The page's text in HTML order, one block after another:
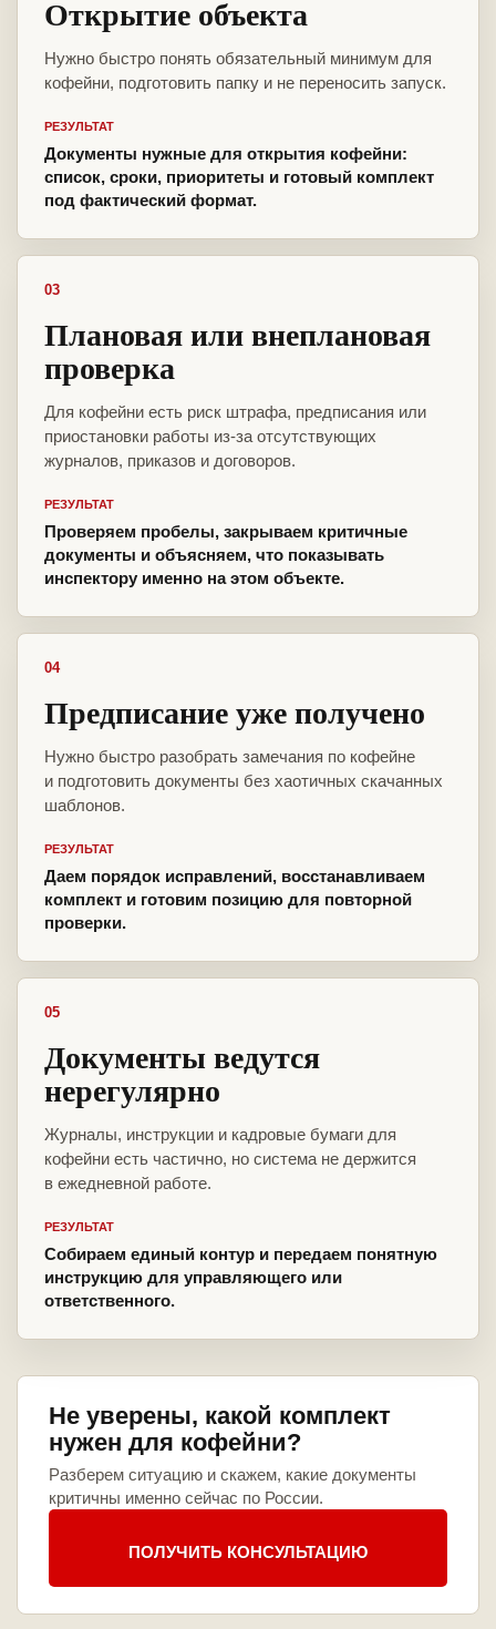
Открытие объекта
Нужно быстро понять обязательный минимум для
кофейни, подготовить папку и не переносить запуск.
РЕЗУЛЬТАТ
Документы нужные для открытия кофейни:
список, сроки, приоритеты и готовый комплект
под фактический формат.
03
Плановая или внеплановая
проверка
Для кофейни есть риск штрафа, предписания или
приостановки работы из-за отсутствующих
журналов, приказов и договоров.
РЕЗУЛЬТАТ
Проверяем пробелы, закрываем критичные
документы и объясняем, что показывать
инспектору именно на этом объекте.
04
Предписание уже получено
Нужно быстро разобрать замечания по кофейне
и подготовить документы без хаотичных скачанных
шаблонов.
РЕЗУЛЬТАТ
Даем порядок исправлений, восстанавливаем
комплект и готовим позицию для повторной
проверки.
05
Документы ведутся
нерегулярно
Журналы, инструкции и кадровые бумаги для
кофейни есть частично, но система не держится
в ежедневной работе.
РЕЗУЛЬТАТ
Собираем единый контур и передаем понятную
инструкцию для управляющего или
ответственного.
Не уверены, какой комплект
нужен для кофейни?
Разберем ситуацию и скажем, какие документы
критичны именно сейчас по России.
ПОЛУЧИТЬ КОНСУЛЬТАЦИЮ